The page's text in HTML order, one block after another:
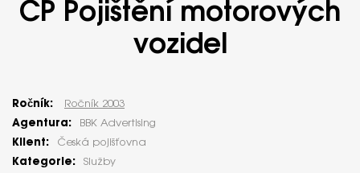
ČP Pojištění motorových
vozidel
Ročník: Ročník 2003
Agentura: BBK Advertising
Klient: Česká pojišťovna
Kategorie: Služby